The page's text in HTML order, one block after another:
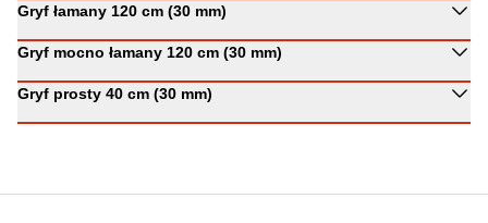
Gryf łamany 120 cm (30 mm)
Gryf mocno łamany 120 cm (30 mm)
Gryf prosty 40 cm (30 mm)